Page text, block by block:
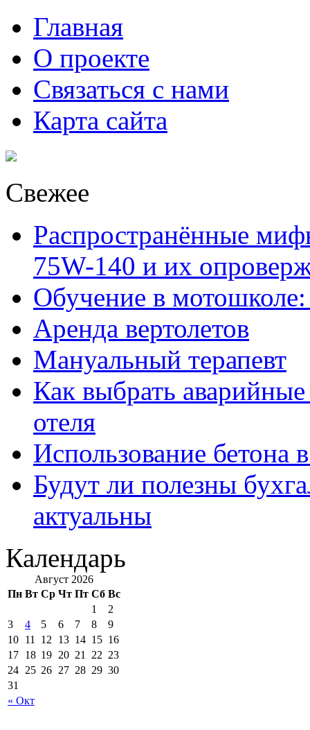
Главная
О проекте
Связаться с нами
Карта сайта
Свежее
Распространённые
75W-140 и их
Обучение в
Аренда вертолетов
Мануальный терапевт
Как выбрать
отеля
Использование бетона
Будут ли полезны
актуальны
Календарь
Август 2026
Пн Вт Ср Чт Пт Сб Вс
« Окт
1
2
3
4 5 6 7 8
9
10 11 12 13 14 15 16
17 18 19 20 21 22 23
24 25 26 27 28 29 30
31